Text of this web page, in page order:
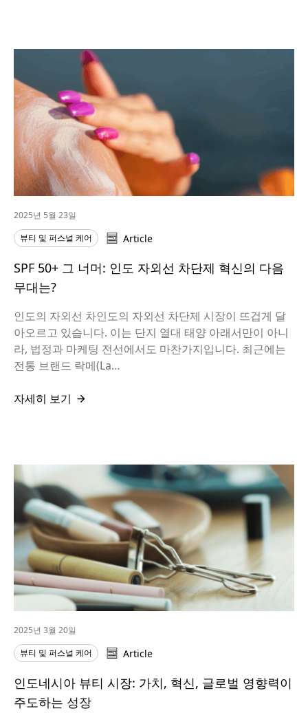
2025년 5월 23일
뷰티 및 퍼스널 케어
Article
SPF 50+ 그 너머: 인도 자외선 차단제 혁신의 다음
무대는?
인도의 자외선 차인도의 자외선 차단제 시장이 뜨겁게 달
아오르고 있습니다. 이는 단지 열대 태양 아래서만이 아니
라, 법정과 마케팅 전선에서도 마찬가지입니다. 최근에는
전통 브랜드 락메(La…
자세히 보기
2025년 3월 20일
뷰티 및 퍼스널 케어
Article
인도네시아 뷰티 시장: 가치, 혁신, 글로벌 영향력이
주도하는 성장